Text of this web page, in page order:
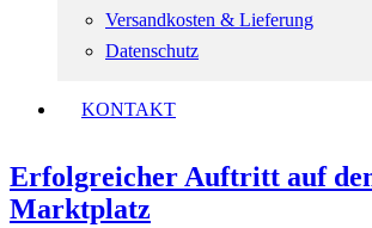
Versandkosten & Lieferung
Datenschutz
KONTAKT
Erfolgreicher Auftritt auf
Marktplatz